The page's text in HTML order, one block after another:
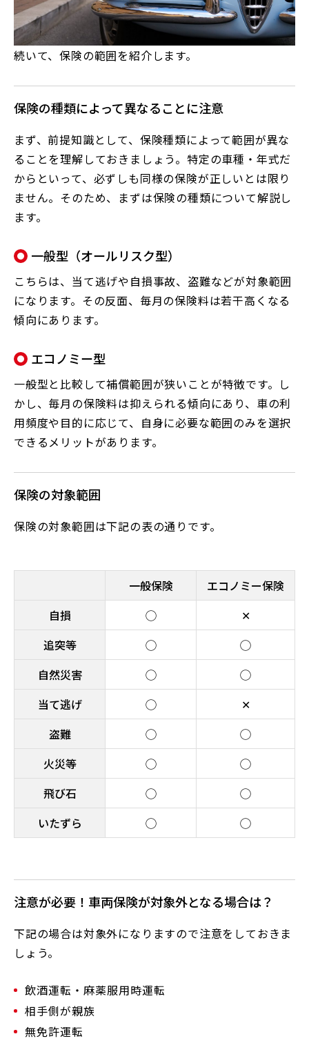
続いて、保険の範囲を紹介します。
保険の種類によって異なることに注意
まず、前提知識として、保険種類によって範囲が異な
ることを理解しておきましょう。特定の車種・年式だ
からといって、必ずしも同様の保険が正しいとは限り
ません。そのため、まずは保険の種類について解説し
ます。
一般型（オールリスク型）
こちらは、当て逃げや自損事故、盗難などが対象範囲
になります。その反面、毎月の保険料は若干高くなる
傾向にあります。
エコノミー型
一般型と比較して補償範囲が狭いことが特徴です。し
かし、毎月の保険料は抑えられる傾向にあり、車の利
用頻度や目的に応じて、自身に必要な範囲のみを選択
できるメリットがあります。
保険の対象範囲
保険の対象範囲は下記の表の通りです。
一般保険
エコノミー保険
自損
◯
✕
追突等
◯
◯
自然災害
◯
◯
当て逃げ
◯
✕
盗難
◯
◯
火災等
◯
◯
飛び石
◯
◯
いたずら
◯ ◯
注意が必要！車両保険が対象外となる場合は？
下記の場合は対象外になりますので注意をしておきま
しょう。
飲酒運転・麻薬服用時運転
相手側が親族
無免許運転